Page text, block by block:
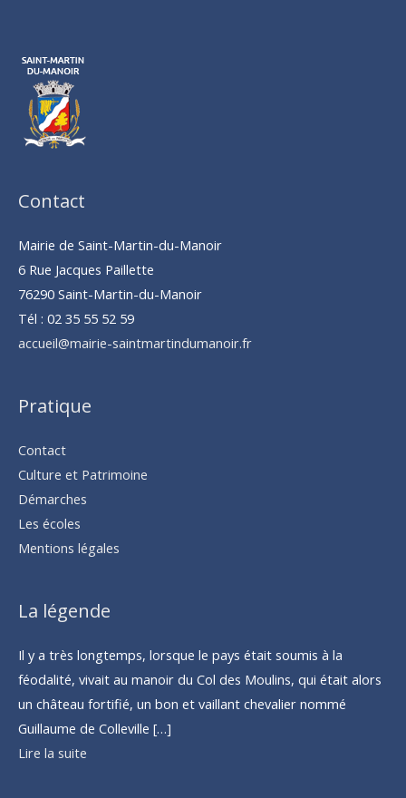
Contact
Mairie de Saint-Martin-du-Manoir
6 Rue Jacques Paillette
76290 Saint-Martin-du-Manoir
Tél : 02 35 55 52 59
accueil@mairie-saintmartindumanoir.fr
Pratique
Contact
Culture et Patrimoine
Démarches
Les écoles
Mentions légales
La légende
Il y a très longtemps, lorsque le pays était soumis à la
féodalité, vivait au manoir du Col des Moulins, qui était alors
un château fortifié, un bon et vaillant chevalier nommé
Guillaume de Colleville […]
Lire la suite